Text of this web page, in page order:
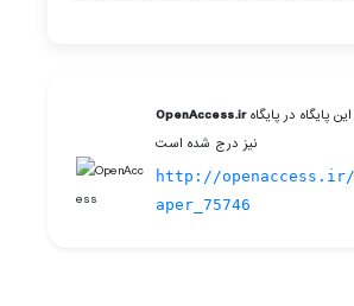
پایگاه در پایگاهOpenAccess.ir
نیز درج شده است
http://
aper_75746